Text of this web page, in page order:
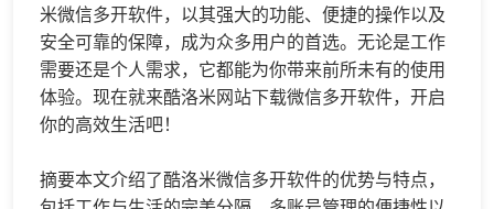
米微信多开软件，以其强大的功能、便捷的操作以及
安全可靠的保障，成为众多用户的首选。无论是工作
需要还是个人需求，它都能为你带来前所未有的使用
体验。现在就来酷洛米网站下载微信多开软件，开启
你的高效生活吧！
摘要本文介绍了酷洛米微信多开软件的优势与特点，